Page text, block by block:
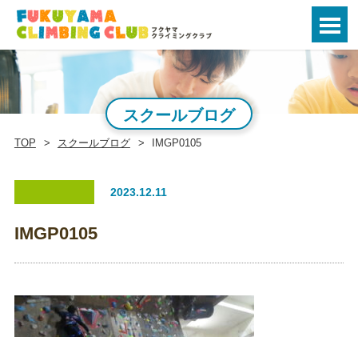
スクールブログ
TOP スクールブログ IMGP0105
2023.12.11
IMGP0105